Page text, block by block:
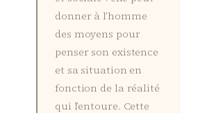
donner à l’homme
des moyens pour
penser son existence
et sa situation en
fonction de la réalité
qui l’entoure. Cette